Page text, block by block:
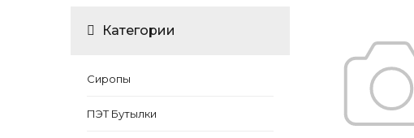
Категории
Сиропы
ПЭТ Бутылки